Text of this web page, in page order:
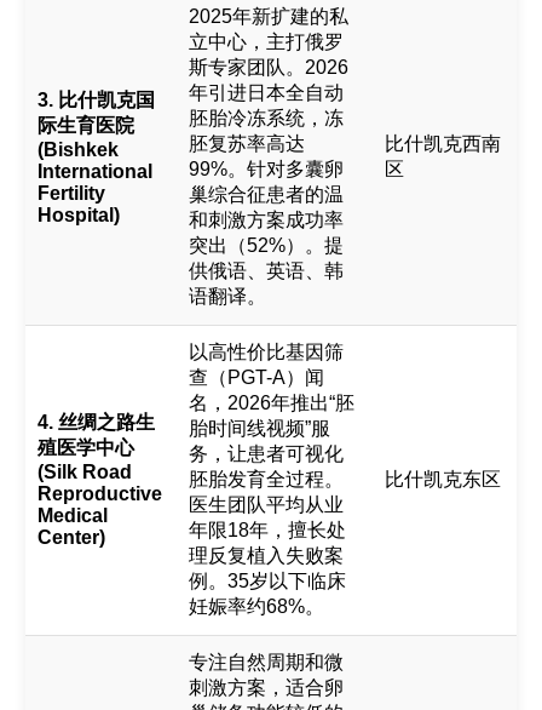
3. 比什凯克国
际生育医院
(Bishkek
International
Fertility
Hospital)
2025年新扩建的私
立中心，主打俄罗
斯专家团队。2026
年引进日本全自动
胚胎冷冻系统，冻
胚复苏率高达
99%。针对多囊卵
巢综合征患者的温
和刺激方案成功率
突出（52%）。提
供俄语、英语、韩
语翻译。
比什凯克西南
区
4. 丝绸之路生
殖医学中心
(Silk Road
Reproductive
Medical
Center)
以高性价比基因筛
查（PGT-A）闻
名，2026年推出“胚
胎时间线视频”服
务，让患者可视化
胚胎发育全过程。
医生团队平均从业
年限18年，擅长处
理反复植入失败案
例。35岁以下临床
妊娠率约68%。
比什凯克东区
专注自然周期和微
刺激方案，适合卵